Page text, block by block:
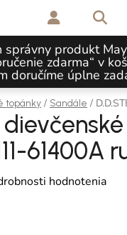
správny produkt
zdarma“ v
doručíme úplne
topánky / Sandále /
dievčenské
61400A
produktu je 0,0 z 5
hodnotenia